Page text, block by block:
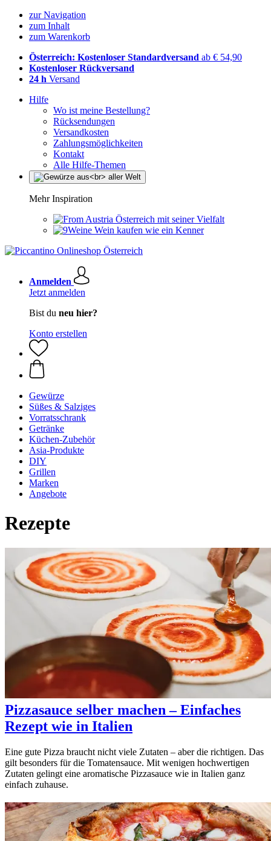
zur Navigation
zum Inhalt
zum Warenkorb
Österreich: Kostenloser Standardversand ab € 54,90
Kostenloser Rückversand
24 h Versand
Hilfe
Wo ist meine Bestellung?
Rücksendungen
Versandkosten
Zahlungsmöglichkeiten
Kontakt
Alle Hilfe-Themen
Mehr Inspiration
Österreich mit seiner Vielfalt
Wein kaufen wie ein Kenner
Anmelden
Jetzt anmelden
Bist du neu hier?
Konto erstellen
Gewürze
Süßes & Salziges
Vorratsschrank
Getränke
Küchen-Zubehör
Asia-Produkte
DIY
Grillen
Marken
Angebote
Rezepte
Pizzasauce selber machen – Einfaches
Rezept wie in Italien
Eine gute Pizza braucht nicht viele Zutaten – aber die richtigen. Das
gilt besonders für die Tomatensauce. Mit wenigen hochwertigen
Zutaten gelingt eine aromatische Pizzasauce wie in Italien ganz
einfach zuhause.